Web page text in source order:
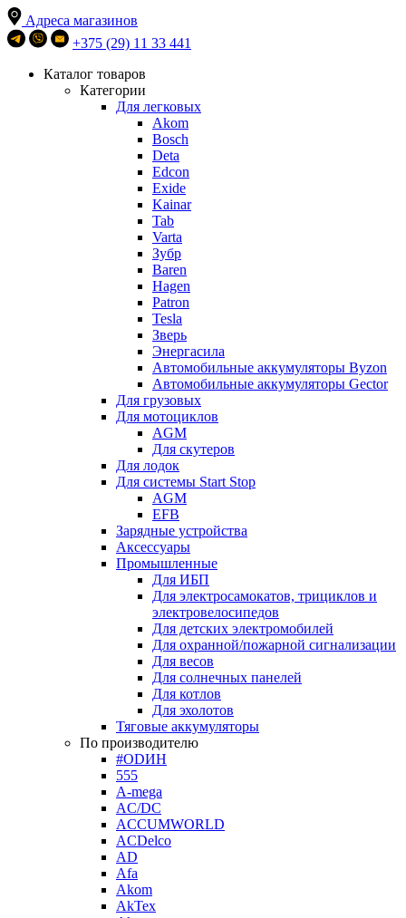
Адреса магазинов
+375 (29) 11 33 441
Каталог товаров
Категории
Для легковых
Akom
Bosch
Deta
Edcon
Exide
Kainar
Tab
Varta
Зубр
Baren
Hagen
Patron
Tesla
Зверь
Энергасила
Автомобильные аккумуляторы Byzon
Автомобильные аккумуляторы Gector
Для грузовых
Для мотоциклов
AGM
Для скутеров
Для лодок
Для системы Start Stop
AGM
EFB
Зарядные устройства
Аксессуары
Промышленные
Для ИБП
Для электросамокатов, трициклов и
электровелосипедов
Для детских электромобилей
Для охранной/пожарной сигнализации
Для весов
Для солнечных панелей
Для котлов
Для эхолотов
Тяговые аккумуляторы
По производителю
#ODИН
555
A-mega
AC/DC
ACCUMWORLD
ACDelco
AD
Afa
Akom
AkTex